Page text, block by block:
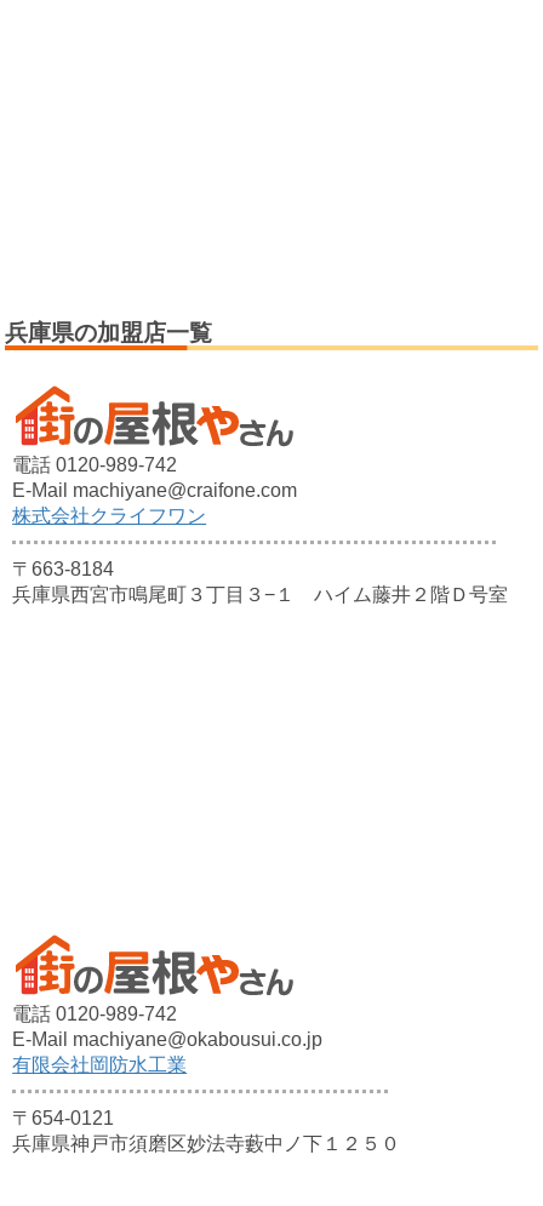
兵庫県の加盟店一覧
電話 0120-989-742
E-Mail machiyane@craifone.com
株式会社クライフワン
〒663-8184
兵庫県西宮市鳴尾町３丁目３−１ ハイム藤井２階Ｄ号室
電話 0120-989-742
E-Mail machiyane@okabousui.co.jp
有限会社岡防水工業
〒654-0121
兵庫県神戸市須磨区妙法寺藪中ノ下１２５０